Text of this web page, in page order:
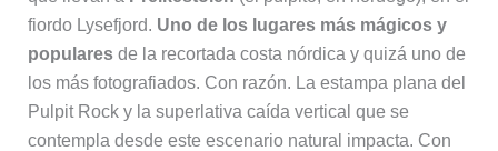
fiordo Lysefjord. Uno de los lugares más mágicos y
popularesde la recortada costa nórdica y quizá uno de
los más fotografiados. Con razón. La estampa plana del
Pulpit Rock y la superlativa caída vertical que se
contempla desde este escenario natural impacta. Con